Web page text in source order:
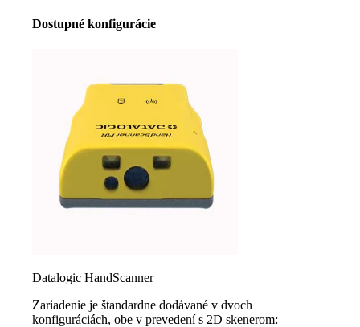
Dostupné konfigurácie
Datalogic HandScanner
Zariadenie je štandardne dodávané v dvoch
konfiguráciách, obe v prevedení s 2D skenerom: